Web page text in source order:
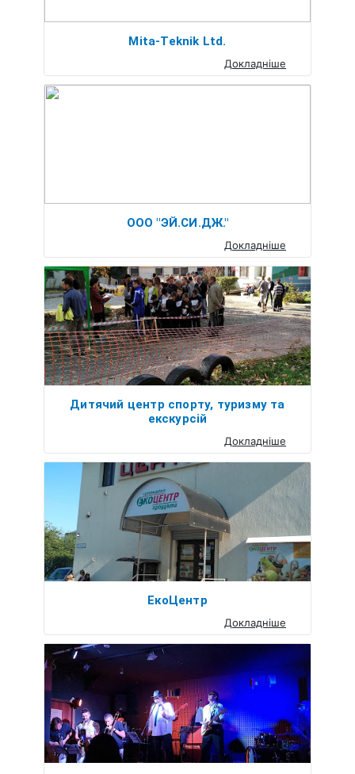
Mita-Teknik Ltd.
Докладніше
ООО "ЭЙ.СИ.ДЖ."
Докладніше
Дитячий центр спорту, туризму та
екскурсій
Докладніше
ЕкоЦентр
Докладніше